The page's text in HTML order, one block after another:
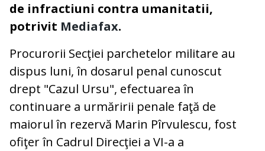
de infractiuni contra umanitatii,
potrivit Mediafax.
Procurorii Secţiei parchetelor militare au
dispus luni, în dosarul penal cunoscut
drept "Cazul Ursu", efectuarea în
continuare a urmăririi penale faţă de
maiorul în rezervă Marin Pîrvulescu, fost
ofiţer în Cadrul Direcţiei a VI-a a